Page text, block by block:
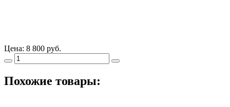
Цена: 8 800 руб.
Похожие товары: